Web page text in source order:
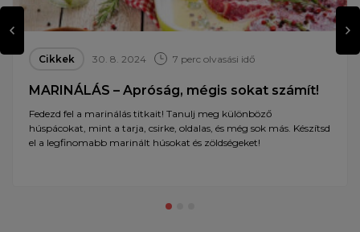
Cikkek 30. 8. 2024 7 perc olvasási idő
MARINÁLÁS – Apróság, mégis sokat számít!
Fedezd fel a marinálás titkait! Tanulj meg különböző
húspácokat, mint a tarja, csirke, oldalas, és még sok más. Készítsd
el a legfinomabb marinált húsokat és zöldségeket!